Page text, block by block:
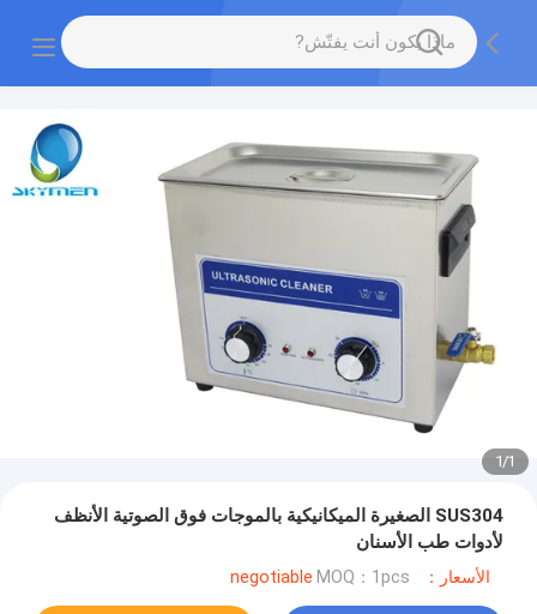
1
/
1
SUS304 الصغيرة الميكانيكية بالموجات فوق الصوتية الأنظف
لأدوات طب الأسنان
الأسعار：negotiable MOQ：1pcs